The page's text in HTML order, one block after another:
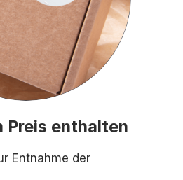
Preis enthalten
Entnahme der